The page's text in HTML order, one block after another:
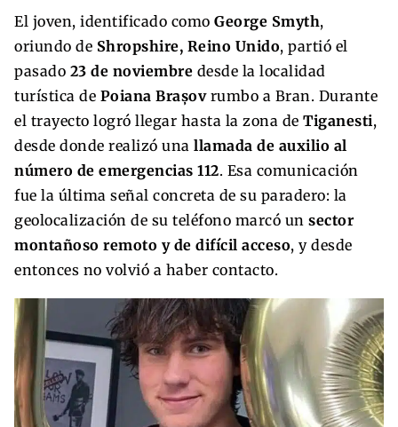
El joven, identificado como George Smyth,
oriundo de Shropshire, Reino Unido, partió el
pasado 23 de noviembre desde la localidad
turística de Poiana Brașovrumbo a Bran. Durante
el trayecto logró llegar hasta la zona de Tiganesti,
desde donde realizó una llamada de auxilio al
número de emergencias 112. Esa comunicación
fue la última señal concreta de su paradero: la
geolocalización de su teléfono marcó un sector
montañoso remoto y de difícil acceso, y desde
entonces no volvió a haber contacto.